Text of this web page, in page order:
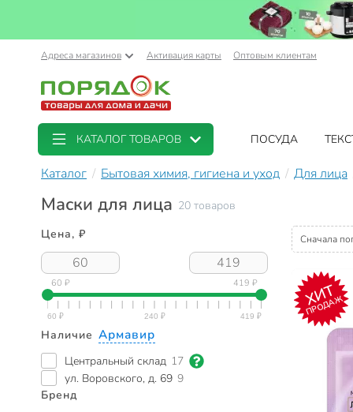
Адреса магазинов Активация карты Оптовым клиентам
КАТАЛОГ ТОВАРОВ ПОСУДА
Каталог Бытовая химия, гигиена и уход Для лица
Маски для лица 20 товаров
Цена, ₽
60 ₽ 419 ₽
Наличие Армавир
Центральный склад 17
ул. Воровского, д. 69 9
Бренд
Сначала
ХИТ
ПРОДАЖ